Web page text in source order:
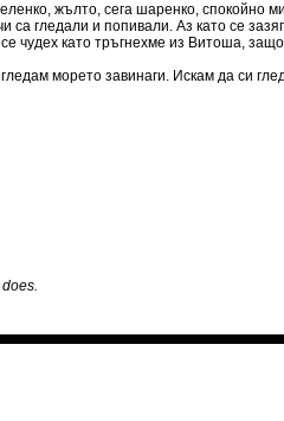
жълто, сега шаренко,
са гледали и попивали. Аз като се
чудех като тръгнехме из Витоша,
морето завинаги. Искам да си